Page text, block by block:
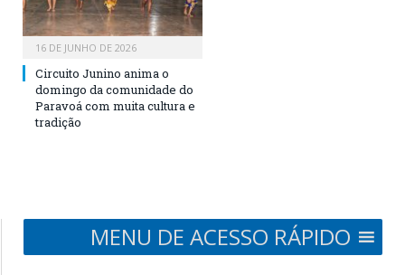
16 DE JUNHO DE 2026
Circuito Junino anima o
domingo da comunidade do
Paravoá com muita cultura e
tradição
MENU DE ACESSO RÁPIDO